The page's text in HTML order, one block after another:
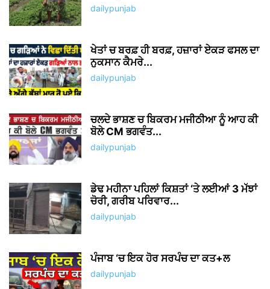
dailypunjab
ਖੇਤਾਂ ਚ ਬਰਫ਼ ਹੀ ਬਰਫ਼, ਹਜ਼ਾਰਾਂ ਏਕੜ ਫਸਲ ਦਾ
ਨੁਕਸਾਨ ਕੈਮਰੇ...
dailypunjab
ਚਲਦੇ ਭਾਸ਼ਣ ਚ ਬਿਕਰਮ ਮਜੀਠੀਆ ਨੂੰ ਆਹ ਕੀ
ਬੋਲੇ CM ਭਗਵੰਤ...
dailypunjab
ਡੇਢ ਮਹੀਨਾ ਪਹਿਲਾਂ ਕਿਸ਼ਤਾਂ ‘ਤੇ ਲਈਆਂ 3 ਮੱਝਾਂ
ਚੋਰੀ, ਗਰੀਬ ਪਰਿਵਾਰ...
dailypunjab
ਪੰਜਾਬ ‘ਚ ਇਕ ਹੋਰ ਸਰਪੰਚ ਦਾ ਕਤ+ਲ
dailypunjab